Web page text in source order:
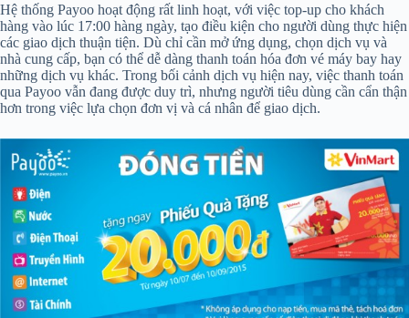
Hệ thống Payoo hoạt động rất linh hoạt, với việc top-up cho khách
hàng vào lúc 17:00 hàng ngày, tạo điều kiện cho người dùng thực hiện
các giao dịch thuận tiện. Dù chỉ cần mở ứng dụng, chọn dịch vụ và
nhà cung cấp, bạn có thể dễ dàng thanh toán hóa đơn vé máy bay hay
những dịch vụ khác. Trong bối cảnh dịch vụ hiện nay, việc thanh toán
qua Payoo vẫn đang được duy trì, nhưng người tiêu dùng cần cẩn thận
hơn trong việc lựa chọn đơn vị và cá nhân để giao dịch.